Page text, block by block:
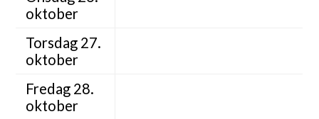
oktober
Torsdag 27.
oktober
Fredag 28.
oktober